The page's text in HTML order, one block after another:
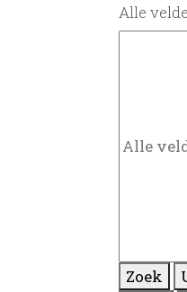
Alle
Zoek